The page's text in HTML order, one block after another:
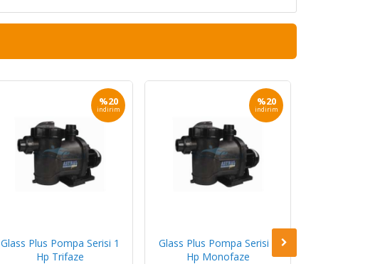
%20
indirim
Glass Plus Pompa Serisi 1
Hp Trifaze
%20
indirim
Glass Plus Pompa Serisi 1
Hp Monofaze